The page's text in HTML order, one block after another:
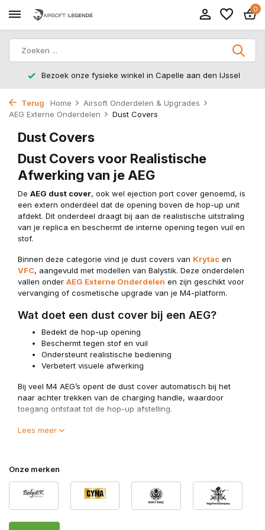
0
Bezoek onze fysieke winkel in Capelle aan den IJssel
Terug Home
Airsoft Onderdelen & Upgrades
AEG Externe Onderdelen
Dust Covers
Dust Covers
Dust Covers voor Realistische
Afwerking van je AEG
De AEG dust cover, ook wel ejection port cover genoemd, is
een extern onderdeel dat de opening boven de hop-up unit
afdekt. Dit onderdeel draagt bij aan de realistische uitstraling
van je replica en beschermt de interne opening tegen vuil en
stof.
Binnen deze categorie vind je dust covers van Krytac en
VFC, aangevuld met modellen van Balystik. Deze onderdelen
vallen onder AEG Externe Onderdelen en zijn geschikt voor
vervanging of cosmetische upgrade van je M4-platform.
Wat doet een dust cover bij een AEG?
Bedekt de hop-up opening
Beschermt tegen stof en vuil
Ondersteunt realistische bediening
Verbetert visuele afwerking
Bij veel M4 AEG’s opent de dust cover automatisch bij het
naar achter trekken van de charging handle, waardoor
toegang ontstaat tot de hop-up afstelling.
Voor correcte werking moet de dust cover compatibel zijn
Compatibiliteit en Platform
Belangrijke aandachtspunten:
Geschikt voor M4 / AR-platformen
Receiver-specifieke passing
Lees meer
Onze merken